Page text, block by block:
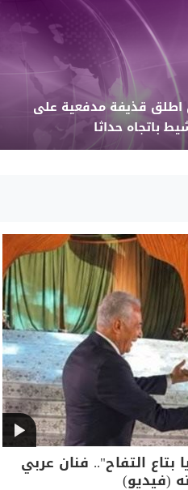
اطلق قذيفة مدفعية على
باتجاه حداثا
التفاح".. فنان عربي
(فيديو)